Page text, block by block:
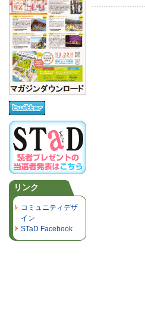
リンク
コミュニティデザ
イン
STaD Facebook